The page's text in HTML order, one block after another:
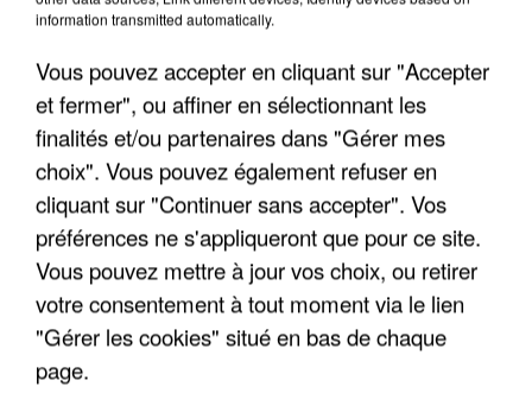
LES INNOCENTS - L'AUTRE FINISTÈRE (SESSION
CHANTE FRANCE)
Les Innocents en acoustique à l'occasion de son
Interview sur CHANTE FRANCE, diffusée en Avril 2019
information transmitted automatically.
Vous pouvez accepter en cliquant sur "Accepter
et fermer", ou affiner en sélectionnant les
finalités et/ou partenaires dans "Gérer mes
choix". Vous pouvez également refuser en
cliquant sur "Continuer sans accepter". Vos
préférences ne s'appliqueront que pour ce site.
Vous pouvez mettre à jour vos choix, ou retirer
votre consentement à tout moment via le lien
"Gérer les cookies" situé en bas de chaque
page.